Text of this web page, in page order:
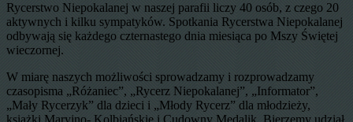
Rycerstwo Niepokalanej w naszej parafii liczy 40 osób, z czego 20
aktywnych i kilku sympatyków. Spotkania Rycerstwa Niepokalanej
odbywają się każdego czternastego dnia miesiąca po Mszy Świętej
wieczornej.
W miarę naszych możliwości sprowadzamy i rozprowadzamy
czasopisma „Różaniec”, „Rycerz Niepokalanej”, „Informator”,
„Mały Rycerzyk” dla dzieci i „Młody Rycerz” dla młodzieży,
książki Maryjno- Kolbiańskie i Cudowny Medalik. Bierzemy udział